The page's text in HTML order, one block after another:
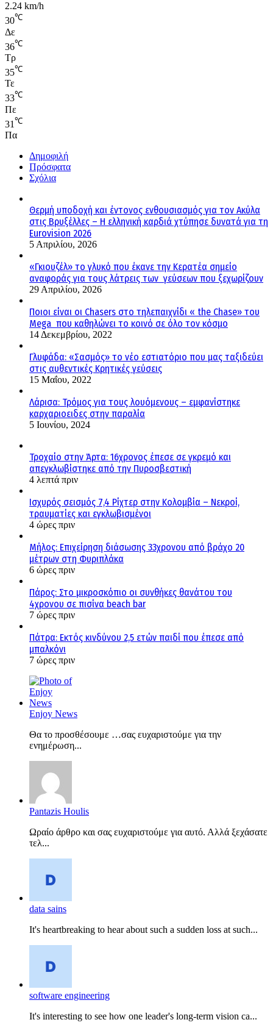
2.24 km/h
30℃
Δε
36℃
Τρ
35℃
Τε
33℃
Πε
31 ℃
Πα
Δημοφιλή
Πρόσφατα
Σχόλια
Θερμή υποδοχή και έντονος ενθουσιασμός για τον Ακύλα
στις Βρυξέλλες – Η ελληνική καρδιά χτύπησε δυνατά για τη
Eurovision 2026
5 Απριλίου, 2026
«Γκιουζέλ» το γλυκό που έκανε την Κερατέα σημείο
αναφοράς για τους λάτρεις των γεύσεων που ξεχωρίζουν
29 Απριλίου, 2026
Ποιοι είναι οι Chasers στο τηλεπαιχνίδι « the Chase» του
Mega που καθηλώνει το κοινό σε όλο τον κόσμο
14 Δεκεμβρίου, 2022
Γλυφάδα: «Σασμός» το νέο εστιατόριο που μας ταξιδεύει
στις αυθεντικές Κρητικές γεύσεις
15 Μαΐου, 2022
Λάρισα: Τρόμος για τους λουόμενους – εμφανίστηκε
καρχαριοειδες στην παραλία
5 Ιουνίου, 2024
Τροχαίο στην Άρτα: 16χρονος έπεσε σε γκρεμό και
απεγκλωβίστηκε από την Πυροσβεστική
4 λεπτά πριν
Ισχυρός σεισμός 7,4 Ρίχτερ στην Κολομβία – Νεκροί,
τραυματίες και εγκλωβισμένοι
4 ώρες πριν
Μήλος: Επιχείρηση διάσωσης 33χρονου από βράχο 20
μέτρων στη Φυριπλάκα
6 ώρες πριν
Πάρος: Στο μικροσκόπιο οι συνθήκες θανάτου του
4χρονου σε πισίνα beach bar
7 ώρες πριν
Πάτρα: Εκτός κινδύνου 2,5 ετών παιδί που έπεσε από
μπαλκόνι
7 ώρες πριν
Enjoy News
Θα το προσθέσουμε …σας ευχαριστούμε για την
ενημέρωση...
Pantazis Houlis
Ωραίο άρθρο και σας ευχαριστούμε για αυτό. Αλλά ξεχάσατε
τελ...
data sains
It's heartbreaking to hear about such a sudden loss at such...
software engineering
It's interesting to see how one leader's long-term vision ca...